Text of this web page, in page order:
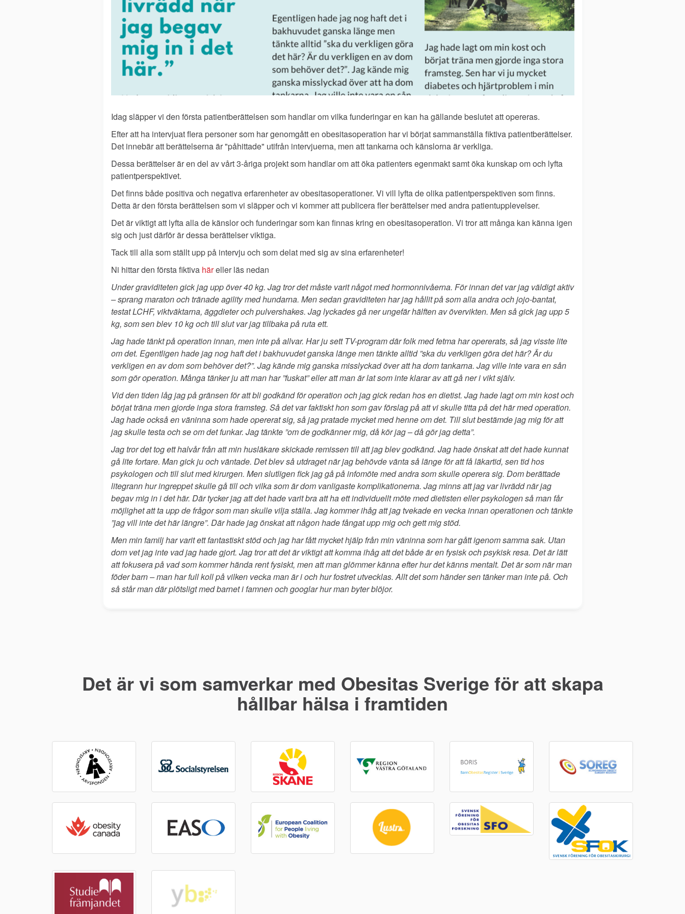
Idag släpper vi den första patientberättelsen som handlar om vilka funderingar en kan ha gällande beslutet att opereras.
Efter att ha intervjuat flera personer som har genomgått en obesitasoperation har vi börjat sammanställa fiktiva patientberättelser.
Det innebär att berättelserna är "påhittade" utifrån intervjuerna, men att tankarna och känslorna är verkliga.
Dessa berättelser är en del av vårt 3-åriga projekt som handlar om att öka patienters egenmakt samt öka kunskap omoch lyfta
patientperspektivet.
Det finns både positiva och negativa erfarenheter av obesitasoperationer. Vi vill lyfta de olika patientperspektiven som finns.
Detta är den första berättelsen som vi släpper och vi kommer att publicera fler berättelser med andra patientupplevelser.
Det är viktigt att lyfta alla de känslor och funderingar som kan finnas kring en obesitasoperation. Vi tror att många kan känna igen
sig och just därför är dessa berättelser viktiga.
Tack till alla som ställt upp på intervju och som delat med sig av sina erfarenheter!
Ni hittar den första fiktiva häreller läs nedan
Under graviditeten gick jag upp över 40 kg. Jag tror det måste varit något med hormonnivåerna. För innan det var jag väldigt aktiv
– sprang maraton och tränade agility med hundarna. Men sedan graviditeten har jag hållit på som alla andra och jojo-bantat,
testat LCHF, viktväktarna, äggdieter och pulvershakes. Jag lyckades gå ner ungefär hälften av övervikten. Men så gick jag upp 5
kg, som sen blev 10 kg och till slut var jag tillbaka på ruta ett.
Jag hade tänkt på operation innan, men inte på allvar. Har ju sett TV-program där folk med fetma har opererats, så jag visste lite
om det. Egentligen hade jag nog haft det i bakhuvudet ganska länge men tänkte alltid ”ska du verkligen göra det här? Är du
verkligen en av dom som behöver det?”. Jag kände mig ganska misslyckad över att ha dom tankarna. Jag ville inte vara en sån
som gör operation. Många tänker ju att man har ”fuskat” eller att man är lat som inte klarar av att gå ner i vikt själv.
Vid den tiden låg jag på gränsen för att bli godkänd för operation och jag gick redan hos en dietist. Jag hade lagt om min kost och
börjat träna men gjorde inga stora framsteg. Så det var faktiskt hon som gav förslag på att vi skulle titta på det här med operation.
Jag hade också en väninna som hade opererat sig, så jag pratade mycket med henne om det. Till slut bestämde jag mig för att
jag skulle testa och se om det funkar. Jag tänkte ”om de godkänner mig, då kör jag – då gör jag detta”.
Jag tror det tog ett halvår från att min husläkare skickade remissen till att jag blev godkänd. Jag hade önskat att det hade kunnat
gå lite fortare. Man gick ju och väntade. Det blev så utdraget när jag behövde vänta så länge för att få läkartid, sen tid hos
psykologen och till slut med kirurgen. Men slutligen fick jag gå på infomöte med andra som skulle operera sig. Dom berättade
litegrann hur ingreppet skulle gå till och vilka som är dom vanligaste komplikationerna. Jag minns att jag var livrädd när jag
begav mig in i det här. Där tycker jag att det hade varit bra att ha ett individuellt möte med dietisten eller psykologen så man får
möjlighet att ta upp de frågor som man skulle vilja ställa. Jag kommer ihåg att jag tvekade en vecka innan operationen och tänkte
”jag vill inte det här längre”. Där hade jag önskat att någon hade fångat upp mig och gett mig stöd.
Men min familj har varit ett fantastiskt stöd och jag har fått mycket hjälp från min väninna som har gått igenom samma sak. Utan
dom vet jag inte vad jag hade gjort. Jag tror att det är viktigt att komma ihåg att det både är en fysisk och psykisk resa. Det är lätt
att fokusera på vad som kommer hända rent fysiskt, men att man glömmer känna efter hur det känns mentalt. Det är som när man
föder barn – man har full koll på vilken vecka man är i och hur fostret utvecklas. Allt det som händer sen tänker man inte på. Och
så står man där plötsligt med barnet i famnen och googlar hur man byter blöjor.
Det är vi som samverkar med Obesitas Sverige för att skapa
hållbar hälsa i framtiden